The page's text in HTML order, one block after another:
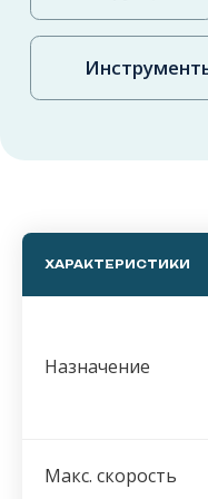
ХАРАКТЕРИСТИКИ
Назначение
Макс. скорость